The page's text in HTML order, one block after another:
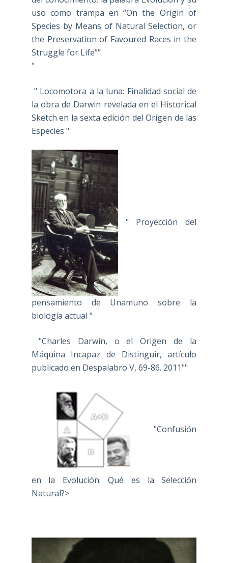
uso como trampa en “On the Origin of
Species by Means of Natural Selection, or
the Preservation of Favoured Races in the
Struggle for Life””
"
" Locomotora a la luna: Finalidad social de
la obra de Darwin revelada en el Historical
Sketch en la sexta edición del Origen de las
Especies "
" Proyección del
pensamiento de Unamuno sobre la
biología actual “
"Charles Darwin, o el Origen de la
Máquina Incapaz de Distinguir, artículo
publicado en Despalabro V, 69-86. 2011""
"Confusión
en la Evolución: Qué es la Selección
Natural?>